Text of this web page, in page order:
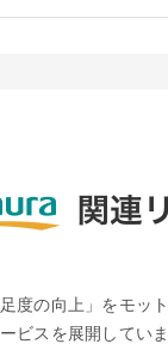
度の向上」をモッ
ビスを展開していま